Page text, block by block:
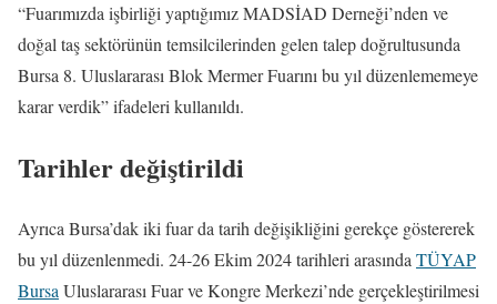
“Fuarımızda işbirliği yaptığımız MADSİAD Derneği’nden ve
doğal taş sektörünün temsilcilerinden gelen talep doğrultusunda
Bursa 8. Uluslararası Blok Mermer Fuarını bu yıl düzenlememeye
karar verdik” ifadeleri kullanıldı.
Tarihler değiştirildi
Ayrıca Bursa’dak iki fuar da tarih değişikliğini gerekçe göstererek
bu yıl düzenlenmedi. 24-26 Ekim 2024 tarihleri arasında TÜYAP
Bursa Uluslararası Fuar ve Kongre Merkezi’nde gerçekleştirilmesi